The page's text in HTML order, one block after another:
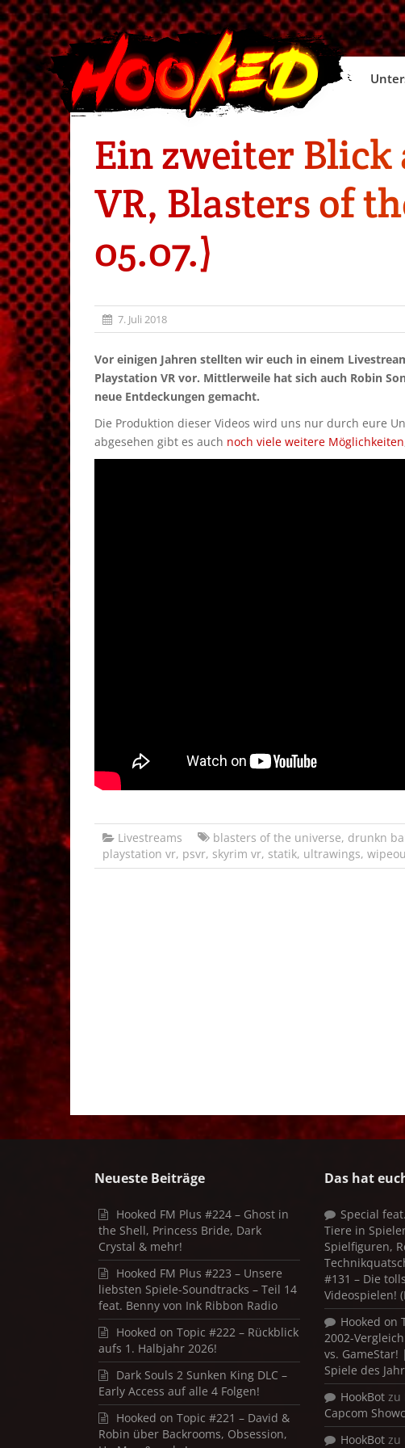
Ein zweiter
VR, Blasters of
05.07.)
7. Juli 2018
Vor einigen Jahren stellten wir euch in einem
Playstation VR vor. Mittlerweile hat sich auch Robin
neue Entdeckungen gemacht.
Die Produktion dieser Videos wird uns nur durch eure
abgesehen gibt es auch noch viele weitere Möglichkeiten
Livestreams blasters of the universe, drunkn
playstation vr, psvr, skyrim vr, statik, ultrawings,
Neueste Beiträge
Hooked FM Plus #224 – Ghost in
the Shell, Princess Bride, Dark
Crystal & mehr!
Hooked FM Plus #223 – Unsere
liebsten Spiele-Soundtracks – Teil 14
feat. Benny von Ink Ribbon Radio
Hooked on Topic #222 – Rückblick
aufs 1. Halbjahr 2026!
Dark Souls 2 Sunken King DLC –
Early Access auf alle 4 Folgen!
Hooked on Topic #221 – David &
Robin über Backrooms, Obsession,
Das hat
Special
Tiere in
Spielfiguren,
#131 – Die
Videospielen!
Hooked on
2002-
vs. GameStar!
Spiele des
HookBot zu
Capcom
HookBot zu